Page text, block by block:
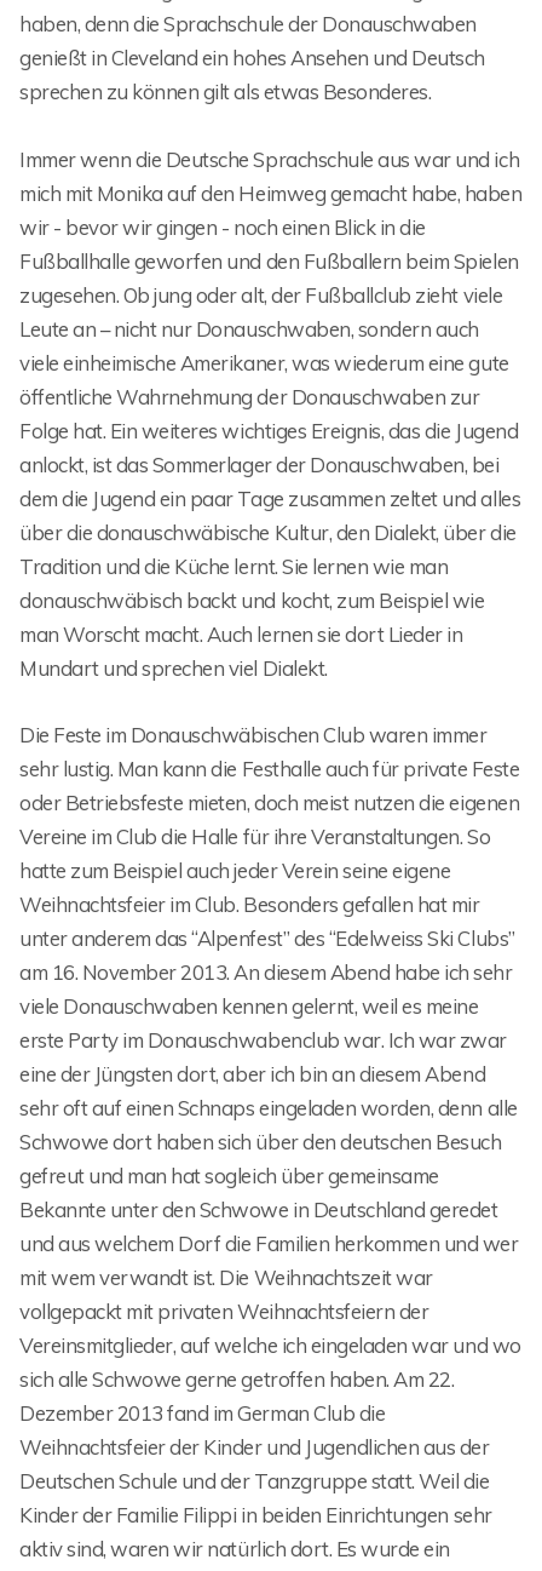
haben, denn die Sprachschule der Donauschwaben
genießt in Cleveland ein hohes Ansehen und Deutsch
sprechen zu können gilt als etwas Besonderes.
Immer wenn die Deutsche Sprachschule aus war und ich
mich mit Monika auf den Heimweg gemacht habe, haben
wir - bevor wir gingen - noch einen Blick in die
Fußballhalle geworfen und den Fußballern beim Spielen
zugesehen. Ob jung oder alt, der Fußballclub zieht viele
Leute an – nicht nur Donauschwaben, sondern auch
viele einheimische Amerikaner, was wiederum eine gute
öffentliche Wahrnehmung der Donauschwaben zur
Folge hat. Ein weiteres wichtiges Ereignis, das die Jugend
anlockt, ist das Sommerlager der Donauschwaben, bei
dem die Jugend ein paar Tage zusammen zeltet und alles
über die donauschwäbische Kultur, den Dialekt, über die
Tradition und die Küche lernt. Sie lernen wie man
donauschwäbisch backt und kocht, zum Beispiel wie
man Worscht macht. Auch lernen sie dort Lieder in
Mundart und sprechen viel Dialekt.
Die Feste im Donauschwäbischen Club waren immer
sehr lustig. Man kann die Festhalle auch für private Feste
oder Betriebsfeste mieten, doch meist nutzen die eigenen
Vereine im Club die Halle für ihre Veranstaltungen. So
hatte zum Beispiel auch jeder Verein seine eigene
Weihnachtsfeier im Club. Besonders gefallen hat mir
unter anderem das “Alpenfest” des “Edelweiss Ski Clubs”
am 16. November 2013. An diesem Abend habe ich sehr
viele Donauschwaben kennen gelernt, weil es meine
erste Party im Donauschwabenclub war. Ich war zwar
eine der Jüngsten dort, aber ich bin an diesem Abend
sehr oft auf einen Schnaps eingeladen worden, denn alle
Schwowe dort haben sich über den deutschen Besuch
gefreut und man hat sogleich über gemeinsame
Bekannte unter den Schwowe in Deutschland geredet
und aus welchem Dorf die Familien herkommen und wer
mit wem verwandt ist. Die Weihnachtszeit war
vollgepackt mit privaten Weihnachtsfeiern der
Vereinsmitglieder, auf welche ich eingeladen war und wo
sich alle Schwowe gerne getroffen haben. Am 22.
Dezember 2013 fand im German Club die
Weihnachtsfeier der Kinder und Jugendlichen aus der
Deutschen Schule und der Tanzgruppe statt. Weil die
Kinder der Familie Filippi in beiden Einrichtungen sehr
aktiv sind, waren wir natürlich dort. Es wurde ein